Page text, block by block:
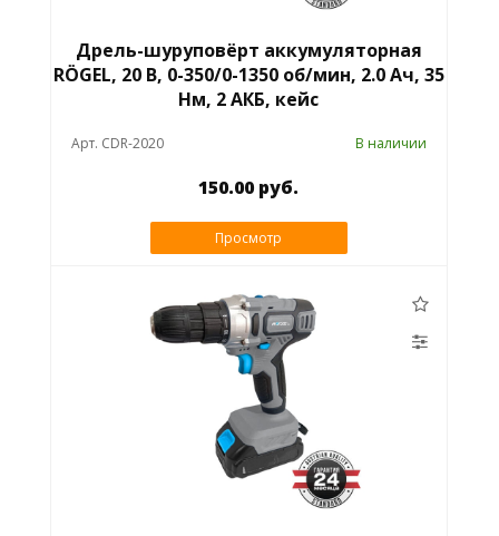
Дрель-шуруповёрт аккумуляторная
RÖGEL, 20 В, 0-350/0-1350 об/мин, 2.0 Ач, 35
Нм, 2 АКБ, кейс
Арт. CDR-2020 В наличии
150.00 руб.
Просмотр